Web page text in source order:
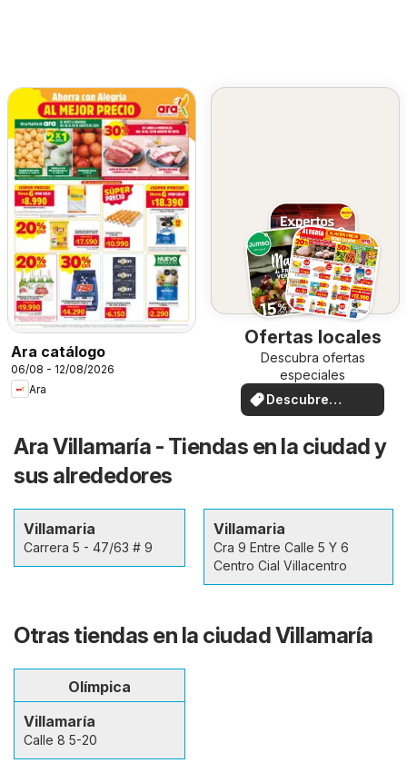
Ara catálogo
06/08 - 12/08/2026
Ara
Ofertas locales
Descubra ofertas
especiales
Descubre
ofertas
Ara Villamaría - Tiendas en la ciudad y
sus alrededores
Villamaria
Carrera 5 - 47/63 # 9
Villamaria
Cra 9 Entre Calle 5 Y 6
Centro Cial Villacentro
Otras tiendas en la ciudad Villamaría
Olímpica
Villamaría
Calle 8 5-20